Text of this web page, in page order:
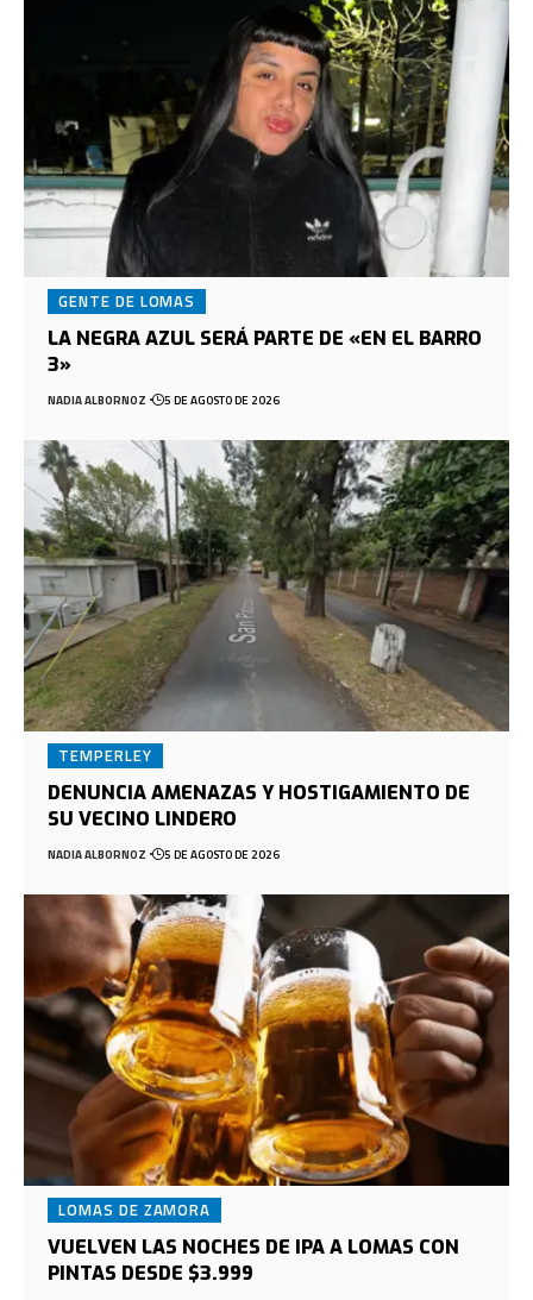
GENTE DE LOMAS
LA NEGRA AZUL SERÁ PARTE DE «EN EL BARRO
3»
NADIA ALBORNOZ 5 DE AGOSTO DE 2026
TEMPERLEY
DENUNCIA AMENAZAS Y HOSTIGAMIENTO DE
SU VECINO LINDERO
NADIA ALBORNOZ 5 DE AGOSTO DE 2026
LOMAS DE ZAMORA
VUELVEN LAS NOCHES DE IPA A LOMAS CON
PINTAS DESDE $3.999